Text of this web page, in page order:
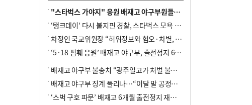
"스타벅스 가야지" 응원 배재고 야구부원들, 학교서 징계 처분
‘탱크데이’ 다시 불지핀 경찰, 스타벅스 모욕 혐의 압수수색
차정인 국교위원장 “허위정보와 혐오·차별, 학교 교실까지 유입"
‘5·18 폄훼 응원’ 배재고 야구부, 출전정지 6개월→1개월 감경
배재고 야구부 불송치 “광주일고가 처벌 불원 의사 표해”
배재고 야구부 징계 풀리나…“이달 말 공정위서 재심의”
‘스벅 구호 파문’ 배재고 6개월 출전정지 재심 신청키로